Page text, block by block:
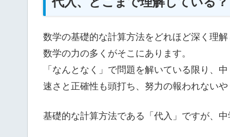
数学の基礎的な計算方法をどれほど深く理
数学の力の多くがそこにあります。
「なんとなく」で問題を解いている限り、
速さと正確性も頭打ち、努力の報われない
基礎的な計算方法である「代入」ですが、